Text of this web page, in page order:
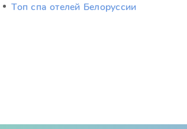
Топ спа отелей Белоруссии